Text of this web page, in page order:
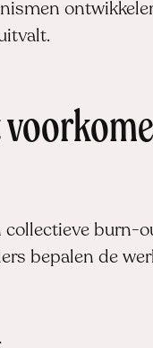
collectieve burn-
bepalen de